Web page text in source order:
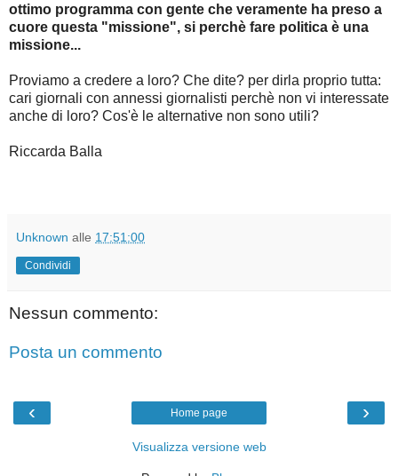
ottimo programma con gente che veramente ha preso a
cuore questa "missione", si perchè fare politica è una
missione...
Proviamo a credere a loro? Che dite? per dirla proprio tutta:
cari giornali con annessi giornalisti perchè non vi interessate
anche di loro? Cos'è le alternative non sono utili?
Riccarda Balla
Unknown alle 17:51:00
Condividi
Nessun commento:
Posta un commento
‹ ›
Home page
Visualizza versione web